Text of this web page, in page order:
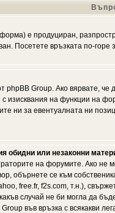
е продуциран,
Посетете връзката по-горе
phpBB Group. Ако вярвате,
изисквания на функции на
ни за евентуалната ни
обидни или незаконни
на форумите. Ако не
обърнете се към
free.fr, f2s.com, т.н.),
случай не би могла да
във връзка с всякакви